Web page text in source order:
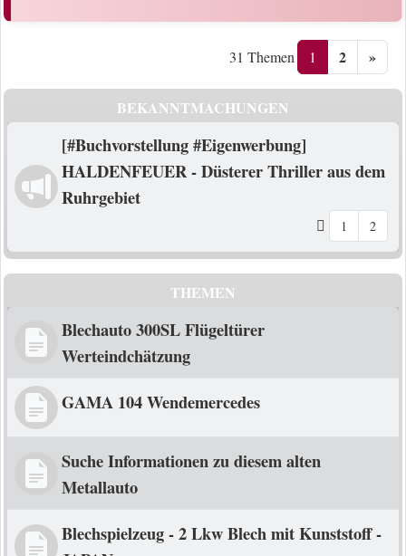
31 Themen 1 2 »
BEKANNTMACHUNGEN
[#Buchvorstellung #Eigenwerbung]
HALDENFEUER - Düsterer Thriller aus dem
Ruhrgebiet
1 2
THEMEN
Blechauto 300SL Flügeltürer
Werteindchätzung
GAMA 104 Wendemercedes
Suche Informationen zu diesem alten
Metallauto
Blechspielzeug - 2 Lkw Blech mit Kunststoff -